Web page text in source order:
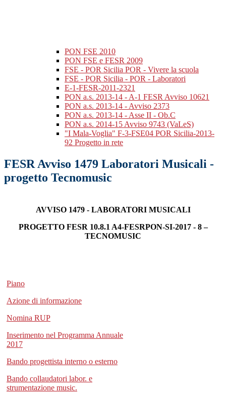
PON FSE 2010
PON FSE e FESR 2009
FSE - POR Sicilia POR - Vivere la scuola
FSE - POR Sicilia - POR - Laboratori
E-1-FESR-2011-2321
PON a.s. 2013-14 - A-1 FESR Avviso 10621
PON a.s. 2013-14 - Avviso 2373
PON a.s. 2013-14 - Asse II - Ob.C
PON a.s. 2014-15 Avviso 9743 (VaLeS)
"I Mala-Voglia" F-3-FSE04 POR Sicilia-2013-
92 Progetto in rete
FESR Avviso 1479 Laboratori Musicali -
progetto Tecnomusic
AVVISO 1479 - LABORATORI MUSICALI
PROGETTOFESR 10.8.1 A4-FESRPON-SI-2017 - 8 –
TECNOMUSIC
Piano
Azione di informazione
Nomina RUP
Inserimento nel Programma Annuale
2017
Bando progettista interno o esterno
Bando collaudatori labor. e
strumentazione music.